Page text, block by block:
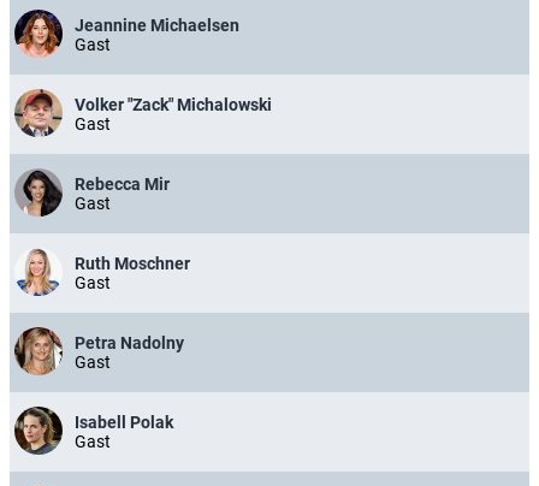
Jeannine Michaelsen
Gast
Volker "Zack" Michalowski
Gast
Rebecca Mir
Gast
Ruth Moschner
Gast
Petra Nadolny
Gast
Isabell Polak
Gast